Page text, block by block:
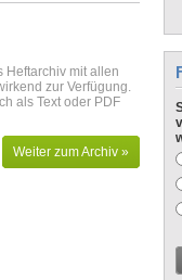
Heftarchiv mit allen
zur Verfügung.
als Text oder PDF
Weiter zum Archiv »